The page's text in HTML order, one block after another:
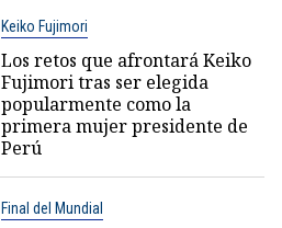
Keiko Fujimori
Los retos que afrontará Keiko
Fujimori tras ser elegida
popularmente como la
primera mujer presidente de
Perú
Final del Mundial